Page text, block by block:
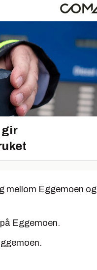
gir
mellom Eggemoen og
Eggemoen.